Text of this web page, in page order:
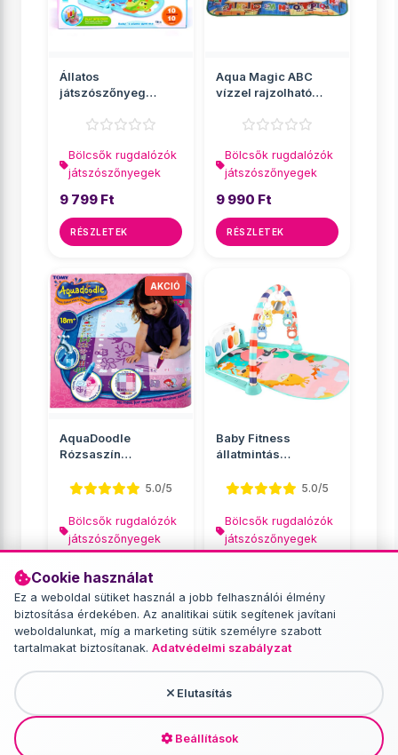
Cookie használat
Ez a weboldal sütiket használ a jobb felhasználói élmény
biztosítása érdekében. Az analitikai sütik segítenek javítani
weboldalunkat, míg a marketing sütik személyre szabott
tartalmakat biztosítanak. Adatvédelmi szabályzat
Elutasítás
Beállítások
Állatos
játszószőnyeg
Bölcsők rugdalózók
játszószőnyegek
9 799 Ft
RÉSZLETEK
Aqua Magic ABC
vízzel rajzolható
Bölcsők rugdalózók
játszószőnyegek
9 990 Ft
RÉSZLETEK
AquaDoodle
Rózsaszín
Tomy
5.0/5
Bölcsők rugdalózók
játszószőnyegek
10 999 Ft
RÉSZLETEK
Baby Fitness
állatmintás
rugdosható zong...
5.0/5
Bölcsők rugdalózók
játszószőnyegek
RÉSZLETEK
További termékek - Bölcsők
rugdalózók játszószőnyegek